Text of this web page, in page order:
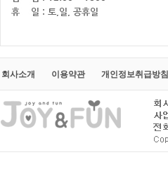
회사소개 이용약관 개인정보취급방침